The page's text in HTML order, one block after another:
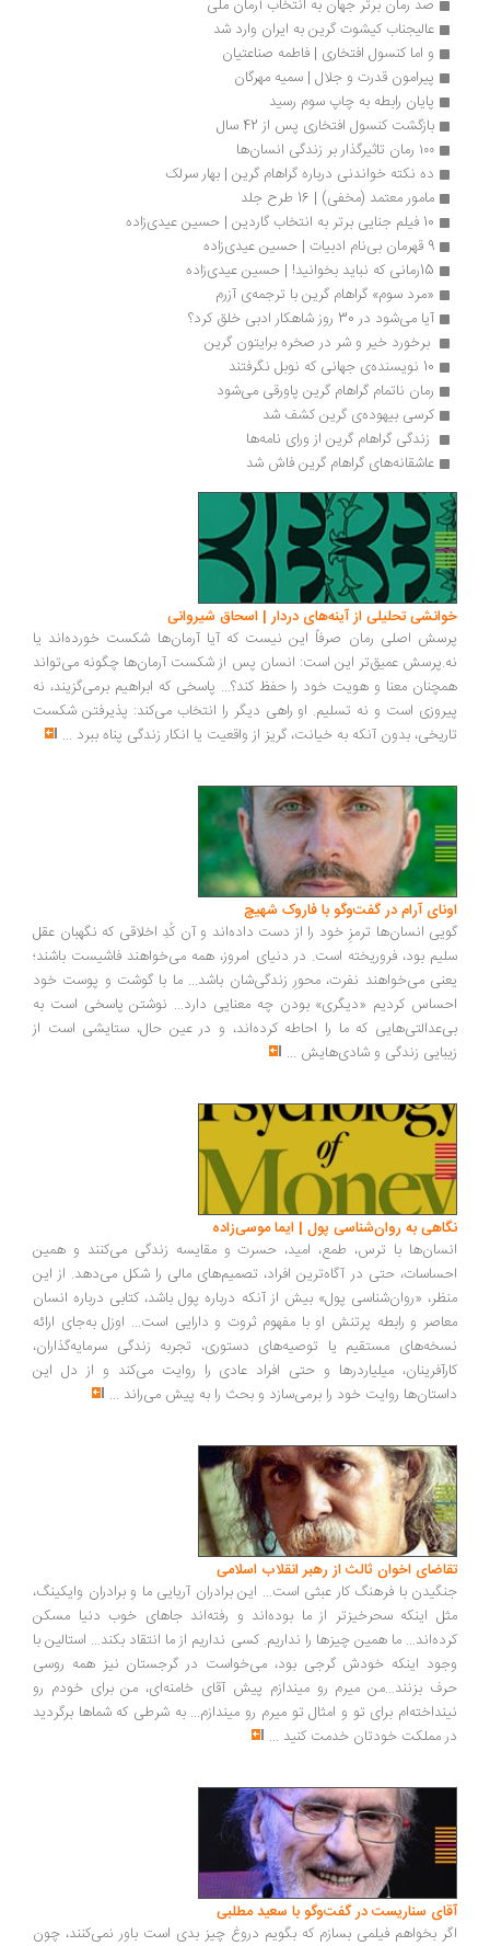
صد رمان برتر جهان به انتخاب آرمان ملی
عالیجناب کیشوت گرین به ایران وارد شد
و اما کنسول افتخاری | فاطمه صناعتیان
پیرامون قدرت و جلال | سمیه مهرگان
پایان رابطه به چاپ سوم رسید
بازگشت کنسول افتخاری پس از 42 سال
۱۰۰ رمان تاثیرگذار بر زندگی انسان‌ها
ده نکته خواندنی درباره گراهام گرین | بهار سرلک
مامور معتمد (مخفی) | 16 طرح جلد
10 فیلم جنایی برتر به انتخاب گاردین | حسین عیدی‌زاده
9 قهرمان بی‌نام ادبیات | حسین عیدی‌زاده
15رمانی که نباید بخوانید! | حسین عیدی‌زاده
«مرد سوم» گراهام گرین با ترجمه‌‌ی آزرم
آیا می‌شود در 30 روز شاهکار ادبی خلق کرد؟
برخورد خیر و شر در صخره برایتون گرین
10 نویسنده‌‌ی جهانی که نوبل نگرفتند
رمان ناتمام گراهام گرین پاورقی می‌شود
کرسی بیهوده‌ی گرین کشف شد
زندگی گراهام گرین از ورای نامه‌‌ها
عاشقانه‌های گراهام گرین فاش شد
خوانشی تحلیلی از آینه‌های دردار | اسحاق شیروانی
پرسش اصلی رمان صرفاً این نیست که آیا آرمان‌ها شکست خورده‌اند یا
نه.پرسش عمیق‌تر این است: انسان پس از شکست آرمان‌ها چگونه می‌تواند
همچنان معنا و هویت خود را حفظ کند؟... پاسخی که ابراهیم برمی‌گزیند، نه
پیروزی است و نه تسلیم. او راهی دیگر را انتخاب می‌کند: پذیرفتن شکست
تاریخی، بدون آنکه به خیانت، گریز از واقعیت یا انکار زندگی پناه ببرد ...
اونای آرام در گفت‌وگو با فاروک شهیچ‭
گویی انسان‌ها ترمزِ خود را از دست داده‌اند و آن کُدِ اخلاقی که نگهبان عقل
سلیم بود، فروریخته است. در دنیای امروز، همه می‌خواهند فاشیست باشند؛
یعنی می‌خواهند نفرت، محورِ زندگی‌شان باشد... ما با گوشت و پوست خود
احساس کردیم «دیگری» بودن چه معنایی دارد... نوشتن پاسخی است به
بی‌عدالتی‌هایی که ما را احاطه کرده‌اند، و در عین حال، ستایشی است از
زیبایی زندگی و شادی‌هایش ...
نگاهی به روان‌شناسی پول | ایما موسی‌زاده
انسان‌ها با ترس، طمع، امید، حسرت و مقایسه زندگی می‌کنند و همین
احساسات، حتی در آگاه‌ترین افراد، تصمیم‌های مالی را شکل می‌دهد. از این
منظر، «روان‌شناسی پول» بیش از آنکه درباره پول باشد، کتابی درباره انسان
معاصر و رابطه پرتنش او با مفهوم ثروت و دارایی است... اوزل به‌جای ارائه
نسخه‌های مستقیم یا توصیه‌های دستوری، تجربه زندگی سرمایه‌گذاران،
کارآفرینان، میلیاردرها و حتی افراد عادی را روایت می‌کند و از دل این
داستان‌ها روایت خود را برمی‌سازد و بحث را به پیش می‌راند ...
تقاضای اخوان ثالث از رهبر انقلاب اسلامی
جنگیدن با فرهنگ کار عبثی است... این برادران آریایی ما و برادران وایکینگ،
مثل اینکه سحرخیزتر از ما بوده‌اند و رفته‌اند جاهای خوب دنیا مسکن
کرده‌اند... ما همین چیزها را نداریم. کسی نداریم از ما انتقاد بکند... استالین با
وجود اینکه خودش گرجی بود، می‌خواست در گرجستان نیز همه روسی
حرف بزنند...من میرم رو میندازم پیش آقای خامنه‌ای، من برای خودم رو
نینداخته‌ام برای تو و امثال تو میرم رو میندازم... به شرطی که شماها برگردید
در مملکت خودتان خدمت کنید ...
آقای سناریست در گفت‌وگو با سعید مطلبی
اگر بخواهم فیلمی بسازم که بگویم دروغ چیز بدی است باور نمی‌کنند، چون